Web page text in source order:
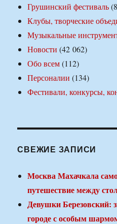
Грушинский фестиваль
Клубы, творческие
Музыкальные
Новости (42 062)
Обо всем(112)
Персоналии (134)
Фестивали, конкурсы,
СВЕЖИЕ ЗАПИСИ
Москва Махачкала
путешествие между
Девушки Березовский:
городе с особым